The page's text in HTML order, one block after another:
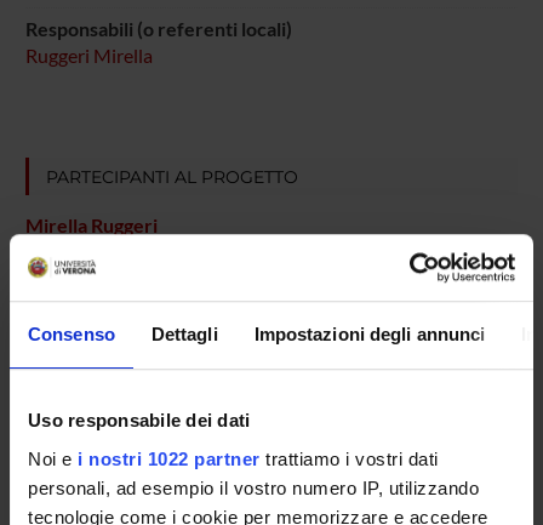
Consenso Dettagli Impostazioni degli annunci
Uso responsabile dei dati
Noi e i nostri 1022 partner trattiamo i vostri dati
personali, ad esempio il vostro numero IP, utilizzando
tecnologie come i cookie per memorizzare e accedere
Responsabili (o referenti locali)
Ruggeri Mirella
PARTECIPANTI AL PROGETTO
Mirella Ruggeri
AREE DI RICERCA COINVOLTE DAL PROGETTO
Psychiatry
SEZIONI
Psichiatria